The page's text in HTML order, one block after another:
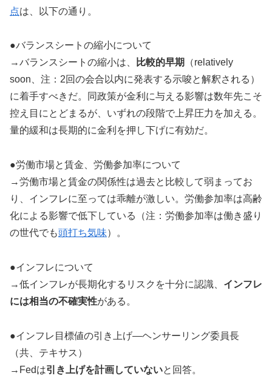
点は、以下の通り。
●バランスシートの縮小について
→バランスシートの縮小は、
比較的早期
（relatively
soon、注：2回の会合以内に発表する示唆と解釈される）
に着手すべきだ。同政策が金利に与える影響は数年先こそ
控え目にとどまるが、いずれの段階で上昇圧力を加える。
量的緩和は長期的に金利を押し下げに有効だ。
●労働市場と賃金、労働参加率について
→労働市場と賃金の関係性は過去と比較して弱まってお
り、インフレに至っては乖離が激しい。労働参加率は高齢
化による影響で低下している（注：労働参加率は働き盛り
の世代でも頭打ち気味）。
●インフレについて
→低インフレが長期化するリスクを十分に認識、 インフレ
には相当の不確実性がある。
●インフレ目標値の引き上げ―ヘンサーリング委員長
（共、テキサス）
→Fedは引き上げを計画していないと回答。